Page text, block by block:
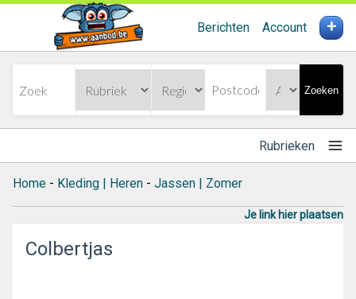
Berichten Account +
Zoeken
Rubrieken
Home - Kleding | Heren - Jassen | Zomer
Je link hier plaatsen
Colbertjas